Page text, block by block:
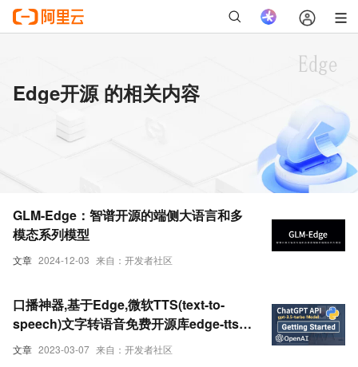
Edge开源 的相关内容
文章 2024-12-03 来自：开发者社区
GLM-Edge：智谱开源的端侧大语言和多
模态系列模型
文章 2023-03-07 来自：开发者社区
口播神器,基于Edge,微软TTS(text-to-
speech)文字转语音免费开源库edge-tts实
践(Python3.10)